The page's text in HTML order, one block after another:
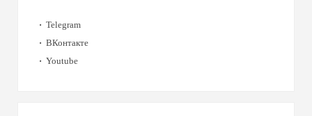
Telegram
ВКонтакте
Youtube